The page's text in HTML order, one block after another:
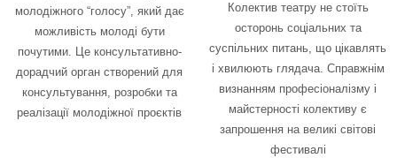
молодіжного “голосу”, який дає
можливість молоді бути
почутими. Це консультативно-
дорадчий орган створений для
консультування, розробки та
реалізації молодіжної проєктів
Колектив театру не стоїть
осторонь соціальних та
суспільних питань, що цікавлять
і хвилюють глядача. Справжнім
визнанням професіоналізму і
майстерності колективу є
запрошення на великі світові
фестивалі